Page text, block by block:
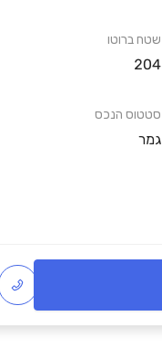
שטח ברוטו
204
סטטוס הנכס
גמר